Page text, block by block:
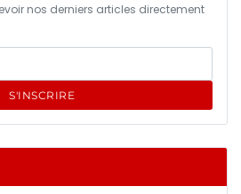
nos derniers articles directement
S'INSCRIRE